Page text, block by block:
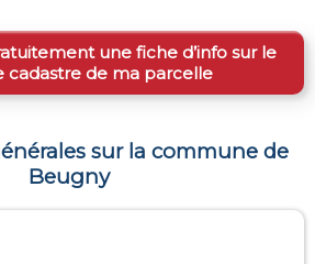
une fiche d’info sur le
cadastre de ma parcelle
sur la commune de
Beugny